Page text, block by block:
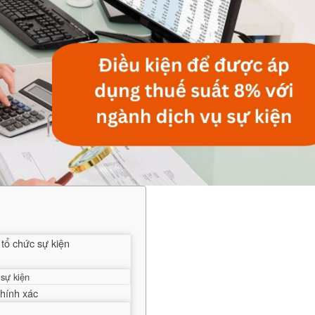
chức sự kiện
kiện
xác